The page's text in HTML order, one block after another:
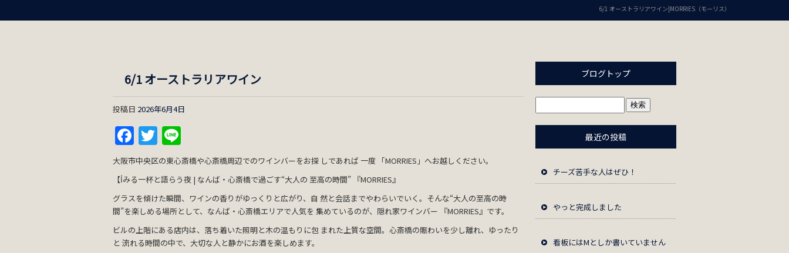
6/1 オーストラリアワイン|MORRIES（モーリス）
6/1 オーストラリアワイン
投稿日 2026年6月4日
Facebook
Twitter
大阪市中央区の東心斎橋や心斎橋周辺でのワインバーをお探 しであれば 一度 「MORRIES」へお越しください。
【Ỉみる一杯と語らう夜 | なんば・心斎橋で過ごす“大人の 至高の時間” 『MORRIES』
グラスを傾けた瞬間、ワインの香りがゆっくりと広がり、自 然と会話までやわらいでいく。そんな“大人の至高の時
間”を楽しめる場所として、なんば・心斎橋エリアで人気を 集めているのが、隠れ家ワインバー 『MORRIES』です。
ビルの上階にある店内は、落ち着いた照明と木の温もりに包 まれた上質な空間。心斎橋の賑わいを少し離れ、ゆったり
と 流れる時間の中で、大切な人と静かにお酒を楽しめます。
ブログトップ
最近の投稿
チーズ苦手な人はぜひ！
やっと完成しました
看板にはМとしか書いていません